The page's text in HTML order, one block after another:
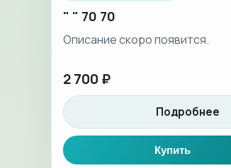
" " 70 70
Описание скоро появится.
2 700 ₽
Подробнее
Купить